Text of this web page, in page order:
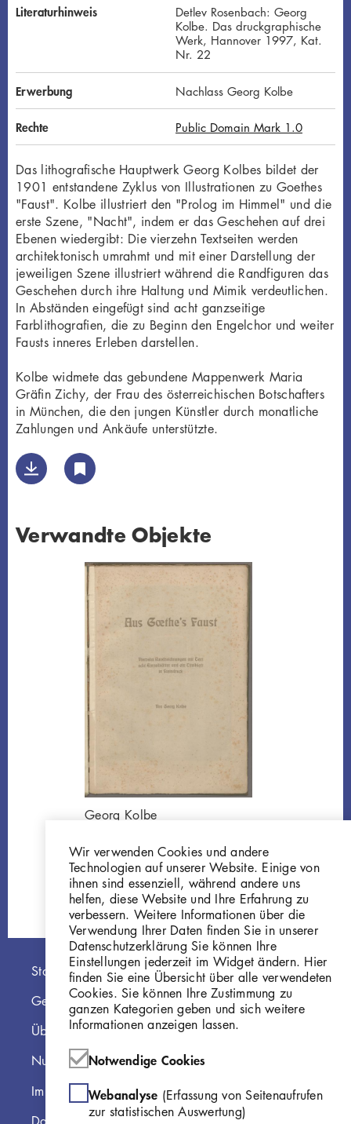
Literaturhinweis
Detlev Rosenbach: Georg
Kolbe. Das druckgraphische
Werk, Hannover 1997, Kat.
Nr. 22
Erwerbung Nachlass Georg Kolbe
Rechte Public Domain Mark 1.0
Das lithografische Hauptwerk Georg Kolbes bildet der
1901 entstandene Zyklus von Illustrationen zu Goethes
"Faust". Kolbe illustriert den "Prolog im Himmel" und die
erste Szene, "Nacht", indem er das Geschehen auf drei
Ebenen wiedergibt: Die vierzehn Textseiten werden
architektonisch umrahmt und mit einer Darstellung der
jeweiligen Szene illustriert während die Randfiguren das
Geschehen durch ihre Haltung und Mimik verdeutlichen.
In Abständen eingefügt sind acht ganzseitige
Farblithografien, die zu Beginn den Engelchor und weiter
Fausts inneres Erleben darstellen.
Kolbe widmete das gebundene Mappenwerk Maria
Gräfin Zichy, der Frau des österreichischen Botschafters
in München, die den jungen Künstler durch monatliche
Zahlungen und Ankäufe unterstützte.
Verwandte Objekte
Georg Kolbe
Faust" [Datenhauptsatz]
G95
Hauptnavigation
Startseite
Georg Kolbe Museum
Über die Online Sammlung
Nutzungshinweise
Impressum
Wir verwenden Cookies und andere
Technologien auf unserer Website. Einige von
ihnen sind essenziell, während andere uns
helfen, diese Website und Ihre Erfahrung zu
verbessern. Weitere Informationen über die
Verwendung Ihrer Daten finden Sie in unserer
Datenschutzerklärung Sie können Ihre
Einstellungen jederzeit im Widget ändern. Hier
finden Sie eine Übersicht über alle verwendeten
Cookies. Sie können Ihre Zustimmung zu
ganzen Kategorien geben und sich weitere
Informationen anzeigen lassen.
Notwendige Cookies
Webanalyse (Erfassung von Seitenaufrufen
zur statistischen Auswertung)